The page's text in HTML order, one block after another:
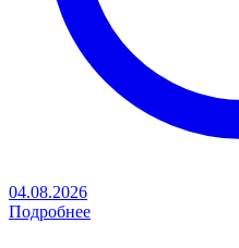
04.08.2026
Подробнее